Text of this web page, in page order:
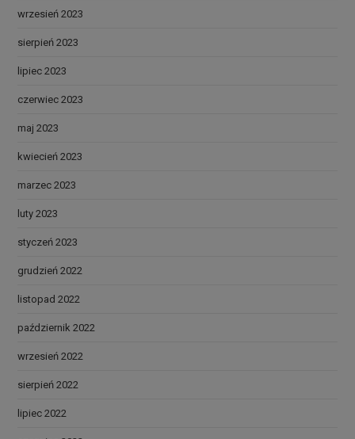
wrzesień 2023
sierpień 2023
lipiec 2023
czerwiec 2023
maj 2023
kwiecień 2023
marzec 2023
luty 2023
styczeń 2023
grudzień 2022
listopad 2022
październik 2022
wrzesień 2022
sierpień 2022
lipiec 2022